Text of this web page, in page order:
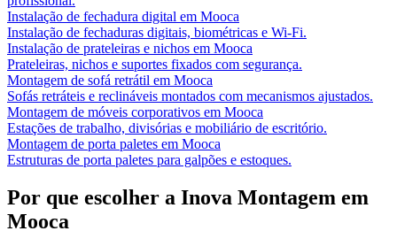
Instalação de fechadura digital em Mooca
Instalação de fechaduras digitais, biométricas e Wi-Fi.
Instalação de prateleiras e nichos em Mooca
Prateleiras, nichos e suportes fixados com segurança.
Montagem de sofá retrátil em Mooca
Sofás retráteis e reclináveis montados com mecanismos ajustados.
Montagem de móveis corporativos em Mooca
Estações de trabalho, divisórias e mobiliário de escritório.
Montagem de porta paletes em Mooca
Estruturas de porta paletes para galpões e estoques.
Por que escolher a Inova Montagem em
Mooca